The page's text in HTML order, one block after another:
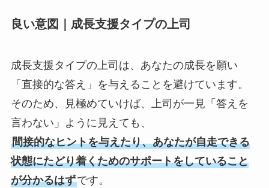
良い意図｜成長支援タイプの上司
成長支援タイプの上司は、あなたの成長を願い
「直接的な答え」を与えることを避けています。
そのため、見極めていけば、上司が一見「答えを
言わない」ように見えても、
間接的なヒントを与えたり、あなたが自走できる
状態にたどり着くためのサポートをしていること
が分かるはずです。